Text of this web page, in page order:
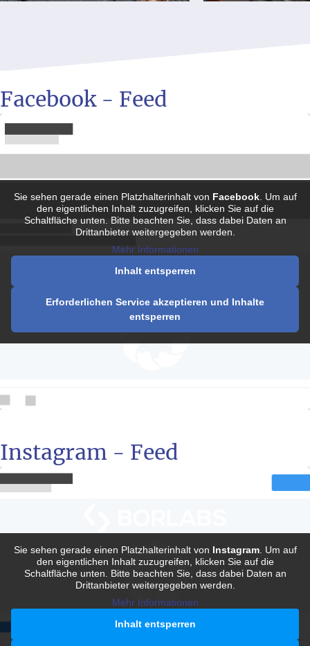
Facebook - Feed
Sie sehen gerade einen Platzhalterinhalt von Facebook. Um auf
den eigentlichen Inhalt zuzugreifen, klicken Sie auf die
Schaltfläche unten. Bitte beachten Sie, dass dabei Daten an
Drittanbieter weitergegeben werden.
Mehr Informationen
Inhalt entsperren
Erforderlichen Service akzeptieren und Inhalte
entsperren
Instagram - Feed
Sie sehen gerade einen Platzhalterinhalt von Instagram. Um auf
den eigentlichen Inhalt zuzugreifen, klicken Sie auf die
Schaltfläche unten. Bitte beachten Sie, dass dabei Daten an
Drittanbieter weitergegeben werden.
Mehr Informationen
Inhalt entsperren